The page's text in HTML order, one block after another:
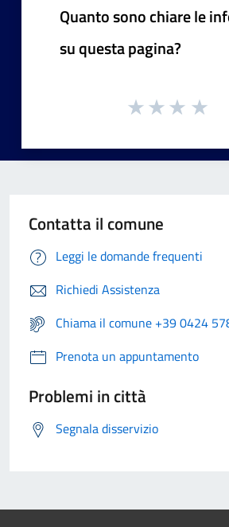
Quanto sono chiare le
su questa pagina?
Contatta il comune
Leggi le domande frequenti
Richiedi Assistenza
Chiama il comune +39 0424
Prenota un appuntamento
Problemi in città
Segnala disservizio